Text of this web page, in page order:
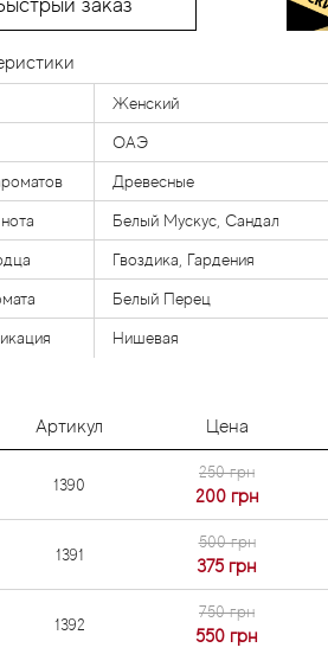
заказ
Женский
ОАЭ
Древесные
Белый Мускус, Сандал
Гвоздика, Гардения
Белый Перец
Нишевая
Артикул Цена
1390
250 грн
200 грн
1391
500 грн
375 грн
1392
750 грн
550 грн